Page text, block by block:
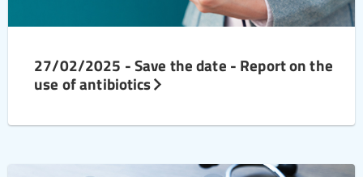
27/02/2025 - Save the date - Report on the
use of antibiotics